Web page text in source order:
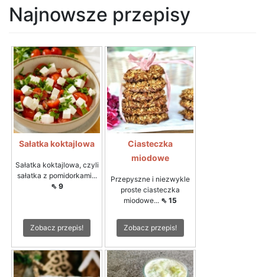
Najnowsze przepisy
Sałatka koktajlowa
Sałatka koktajlowa, czyli
sałatka z pomidorkami...
⇖ 9
Zobacz przepis!
Ciasteczka
miodowe
Przepyszne i niezwykle
proste ciasteczka
miodowe... ⇖ 15
Zobacz przepis!